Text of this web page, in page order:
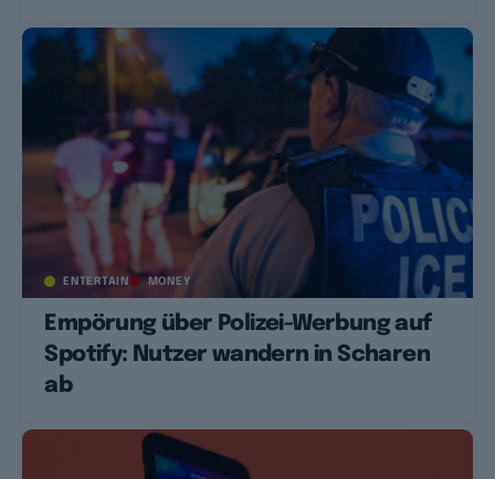
ENTERTAIN MONEY
Empörung über Polizei-Werbung auf
Spotify: Nutzer wandern in Scharen
ab